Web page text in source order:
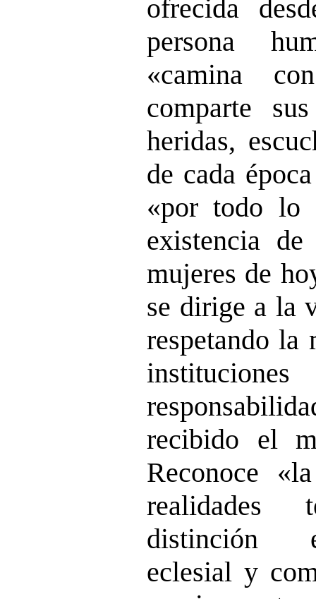
ofrecida
persona
«camina
comparte
heridas,
de cada
«por todo lo
existencia
mujeres de
se dirige a la
respetando la
recibido el
Reconoce
realidades
distinción
eclesial y